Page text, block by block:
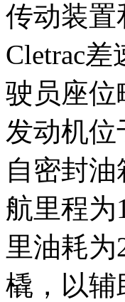
传动装置
Cletrac
驶员座位
发动机位
自密封
航里程为
里油耗
橇，以辅